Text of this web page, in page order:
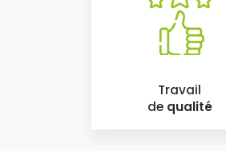
Travail
de qualité